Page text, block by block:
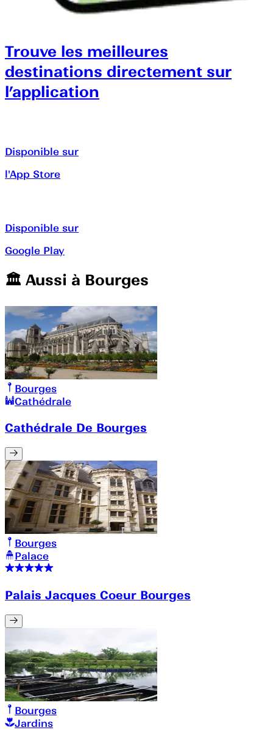
Trouve les meilleures
destinations directement sur
l’application
Disponible sur
l'App Store
Disponible sur
Google Play
🏛️️ Aussi à Bourges
Bourges
Cathédrale
Cathédrale De Bourges
Bourges
Palace
Palais Jacques Coeur Bourges
Bourges
Jardins